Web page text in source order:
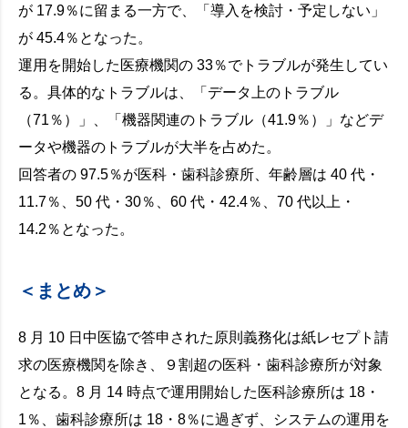
が 17.9％に留まる一方で、「導入を検討・予定しない」
が 45.4％となった。
運用を開始した医療機関の 33％でトラブルが発生してい
る。具体的なトラブルは、「データ上のトラブル
（71％）」、「機器関連のトラブル（41.9％）」などデ
ータや機器のトラブルが大半を占めた。
回答者の 97.5％が医科・歯科診療所、年齢層は 40 代・
11.7％、50 代・30％、60 代・42.4％、70 代以上・
14.2％となった。
＜まとめ＞
8 月 10 日中医協で答申された原則義務化は紙レセプト請
求の医療機関を除き、９割超の医科・歯科診療所が対象
となる。8 月 14 時点で運用開始した医科診療所は 18・
1％、歯科診療所は 18・8％に過ぎず、システムの運用を